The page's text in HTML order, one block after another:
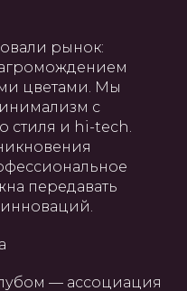
рынок:
цветами. Мы
с
стиля и hi-tech.
передавать
— ассоциация